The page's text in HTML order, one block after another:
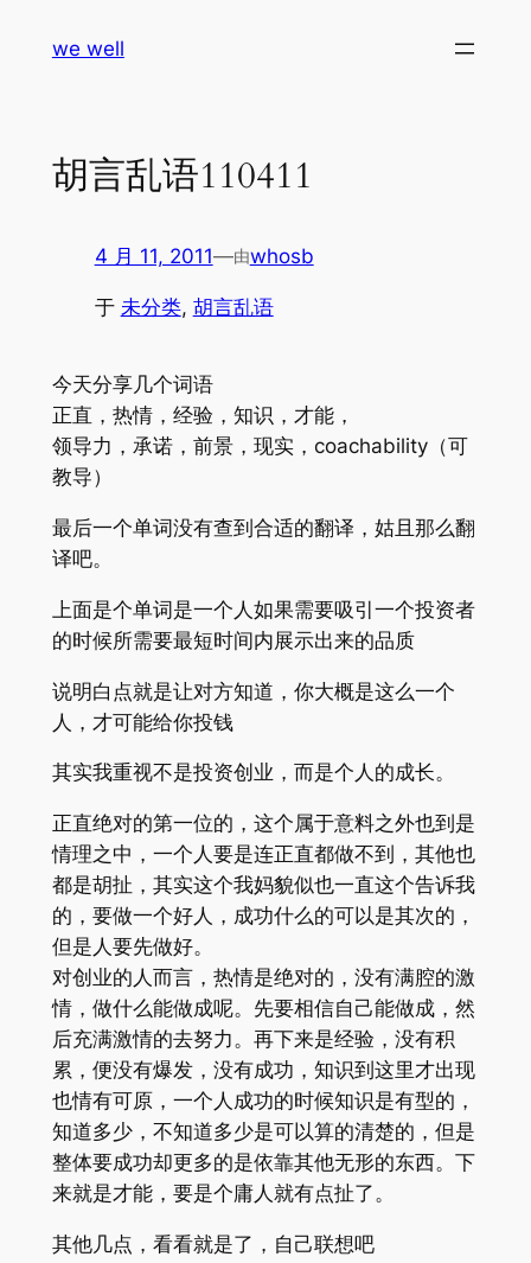
we well
胡言乱语110411
4 月 11, 2011—由whosb
于 未分类, 胡言乱语
今天分享几个词语
正直，热情，经验，知识，才能，
领导力，承诺，前景，现实，coachability（可
教导）
最后一个单词没有查到合适的翻译，姑且那么翻
译吧。
上面是个单词是一个人如果需要吸引一个投资者
的时候所需要最短时间内展示出来的品质
说明白点就是让对方知道，你大概是这么一个
人，才可能给你投钱
其实我重视不是投资创业，而是个人的成长。
正直绝对的第一位的，这个属于意料之外也到是
情理之中，一个人要是连正直都做不到，其他也
都是胡扯，其实这个我妈貌似也一直这个告诉我
的，要做一个好人，成功什么的可以是其次的，
但是人要先做好。
对创业的人而言，热情是绝对的，没有满腔的激
情，做什么能做成呢。先要相信自己能做成，然
后充满激情的去努力。再下来是经验，没有积
累，便没有爆发，没有成功，知识到这里才出现
也情有可原，一个人成功的时候知识是有型的，
知道多少，不知道多少是可以算的清楚的，但是
整体要成功却更多的是依靠其他无形的东西。下
来就是才能，要是个庸人就有点扯了。
其他几点，看看就是了，自己联想吧